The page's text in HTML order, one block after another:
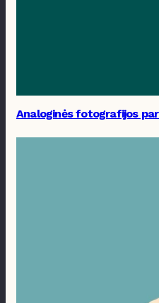
Analoginės fotografijos